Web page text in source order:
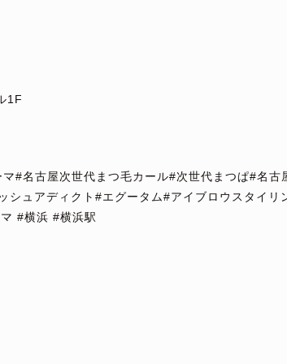
1F
#名古屋次世代まつ毛カール#次世代まつぱ#名古
シュアディクト#エグータム#アイブロウスタイリ
#横浜 #横浜駅